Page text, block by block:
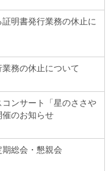
明書発行業務の休止に
務の休止について
コンサート「星のささや
のお知らせ
期総会・懇親会